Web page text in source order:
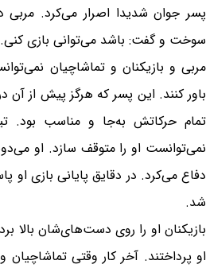
پسر جوان شدیدا اصرار می‌کرد.
سوخت و گفت: باشد می‌توانی بازی کنی.
مربی و بازیکنان و تماشاچیان
باور کنند. این پسر که هرگز پیش از آن
تمام حرکاتش به‌جا و مناسب بود.
نمی‌توانست او را متوقف سازد. او
دفاع می‌کرد. در دقایق پایانی بازی او
شد.
بازیکنان او را روی دست‌های‌شان بالا
او پرداختند. آخر کار وقتی تماشاچیان